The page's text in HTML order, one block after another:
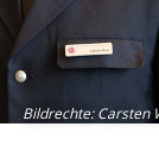
Bildrechte:Carsten